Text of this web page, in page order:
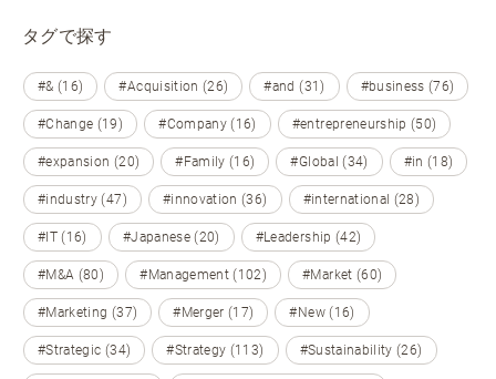
タグで探す
#& (16) #Acquisition (26) #and (31) #business (76)
#Change (19) #Company (16) #entrepreneurship (50)
#expansion (20) #Family (16) #Global (34) #in (18)
#industry (47) #innovation (36) #international (28)
#IT (16) #Japanese (20) #Leadership (42)
#M&A (80) #Management (102) #Market (60)
#Marketing (37) #Merger (17) #New (16)
#Strategic (34) #Strategy (113) #Sustainability (26)